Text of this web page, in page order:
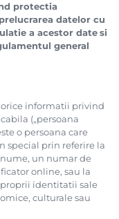
protectia
datelor cu
a acestor date si
general
informatii privind
(„persoana
o persoana care
special prin referire la
un numar de
online, sau la
identitatii sale
culturale sau